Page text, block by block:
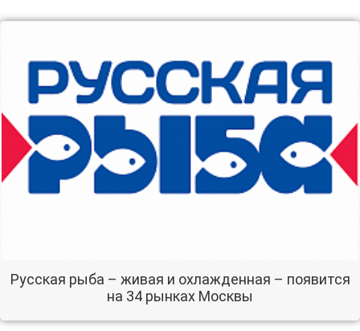
Русская рыба – живая и охлажденная – появится
на 34 рынках Москвы